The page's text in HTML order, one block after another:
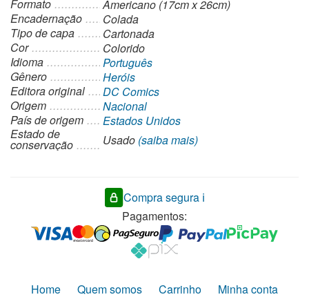
Formato
Americano (17cm x 26cm)
Encadernação
Colada
Tipo de capa
Cartonada
Cor
Colorido
Idioma
Português
Gênero
Heróis
Editora original
DC Comics
Origem
Nacional
País de origem
Estados Unidos
Estado de
conservação Usado (saiba mais)
Compra segura ℹ️
Pagamentos:
Home Quem somos Carrinho Minha conta